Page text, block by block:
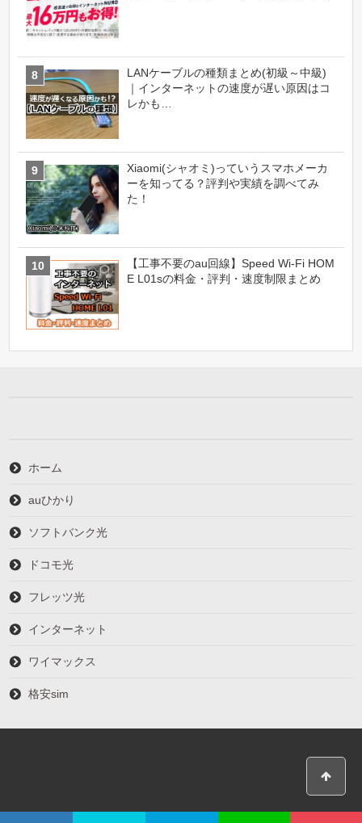
LANケーブルの種類まとめ(初級～中級)
｜インターネットの速度が遅い原因はコ
レかも…
Xiaomi(シャオミ)っていうスマホメーカ
ーを知ってる？評判や実績を調べてみ
た！
【工事不要のau回線】Speed Wi-Fi HOM
E L01sの料金・評判・速度制限まとめ
ホーム
auひかり
ソフトバンク光
ドコモ光
フレッツ光
インターネット
ワイマックス
格安sim